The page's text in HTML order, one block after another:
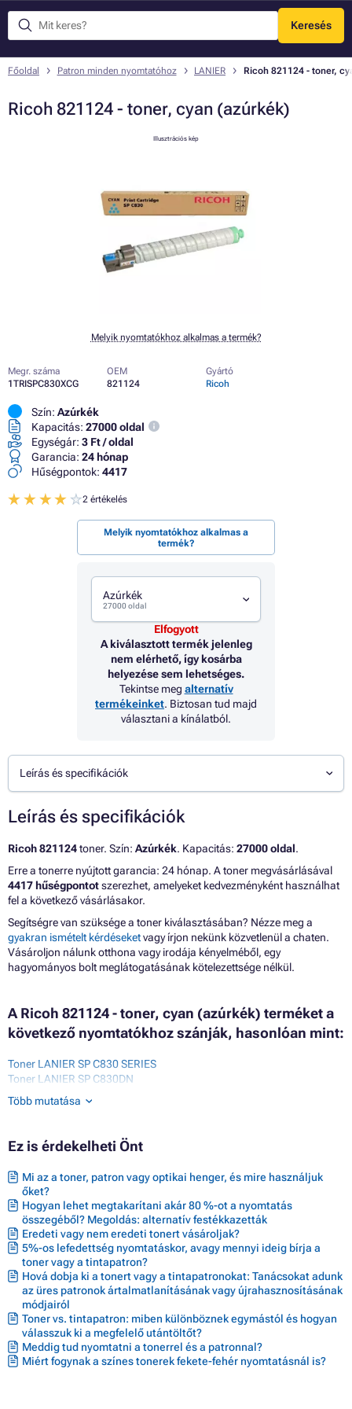
Keresés
Menü
Főoldal Patron minden nyomtatóhoz LANIER Ricoh 821124 - toner,
Ricoh 821124 - toner, cyan (azúrkék)
Illusztrációs kép
Melyik nyomtatókhoz alkalmas a termék?
Megr. száma
1TRISPC830XCG
OEM
821124
Gyártó
Ricoh
Szín: Azúrkék
Kapacitás: 27000 oldal
Egységár: 3 Ft / oldal
Garancia: 24 hónap
Hűségpontok: 4417
2 értékelés
Melyik nyomtatókhoz alkalmas a
termék?
Azúrkék
27000 oldal
Elfogyott
A kiválasztott termék jelenleg
nem elérhető, így kosárba
helyezése sem lehetséges.
Tekintse meg alternatív
termékeinket. Biztosan tud majd
választani a kínálatból.
Leírás és specifikációk
Leírás és specifikációk
Ricoh 821124toner. Szín: Azúrkék. Kapacitás: 27000 oldal.
Erre a tonerre nyújtott garancia: 24 hónap. A toner megvásárlásával
4417 hűségpontotszerezhet, amelyeket kedvezményként használhat
fel a következő vásárlásakor.
Segítségre van szüksége a toner kiválasztásában? Nézze meg a
gyakran ismételt kérdéseketvagy írjon nekünk közvetlenül a chaten.
Vásároljon nálunk otthona vagy irodája kényelméből, egy
hagyományos bolt meglátogatásának kötelezettsége nélkül.
A Ricoh 821124 - toner, cyan (azúrkék) terméket a
következő nyomtatókhoz szánják, hasonlóan mint:
Toner LANIER SP C830 SERIES
Toner LANIER SP C830DN
Toner LANIER SP C831DN
Toner RICOH AFICIO SP C830 SERIES
Toner RICOH AFICIO SPC830DN
Toner RICOH AFICIO SPC831
Toner RICOH AFICIO SPC831DN
Toner RICOH SP C830 SERIES
Toner RICOH SP C830DN
Toner RICOH SP C831DN
Több mutatása
Ez is érdekelheti Önt
Mi az a toner, patron vagy optikai henger, és mire használjuk
őket?
Hogyan lehet megtakarítani akár 80 %-ot a nyomtatás
összegéből? Megoldás: alternatív festékkazetták
Eredeti vagy nem eredeti tonert vásároljak?
5%-os lefedettség nyomtatáskor, avagy mennyi ideig bírja a
toner vagy a tintapatron?
Hová dobja ki a tonert vagy a tintapatronokat: Tanácsokat adunk
az üres patronok ártalmatlanításának vagy újrahasznosításának
módjairól
Toner vs. tintapatron: miben különböznek egymástól és hogyan
válasszuk ki a megfelelő utántöltőt?
Meddig tud nyomtatni a tonerrel és a patronnal?
Miért fogynak a színes tonerek fekete-fehér nyomtatásnál is?